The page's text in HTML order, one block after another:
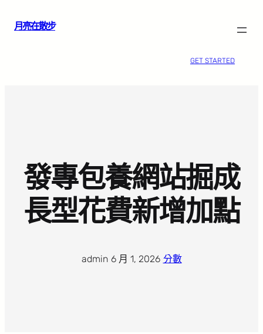
月亮在散步
GET STARTED
發專包養網站掘成
長型花費新增加點
admin· 6 月 1, 2026· 分數